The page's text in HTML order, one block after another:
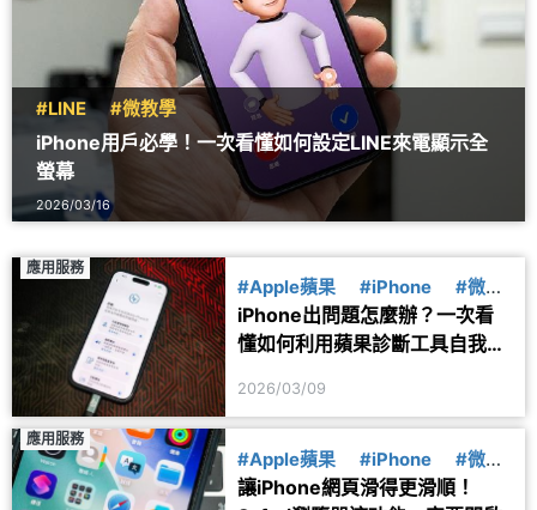
#LINE #微教學
iPhone用戶必學！一次看懂如何設定LINE來電顯示全
螢幕
2026/03/16
應用服務
#Apple蘋果 #iPhone
#微教
學
iPhone出問題怎麼辦？一次看
懂如何利用蘋果診斷工具自我檢
2026/03/09
應用服務
#Apple蘋果 #iPhone
#微教
學
讓iPhone網頁滑得更滑順！